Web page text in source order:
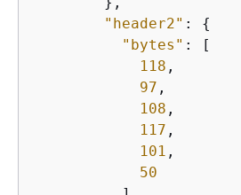
"header2" : {
"bytes" : [
118 ,
97 ,
108 ,
117 ,
101 ,
50